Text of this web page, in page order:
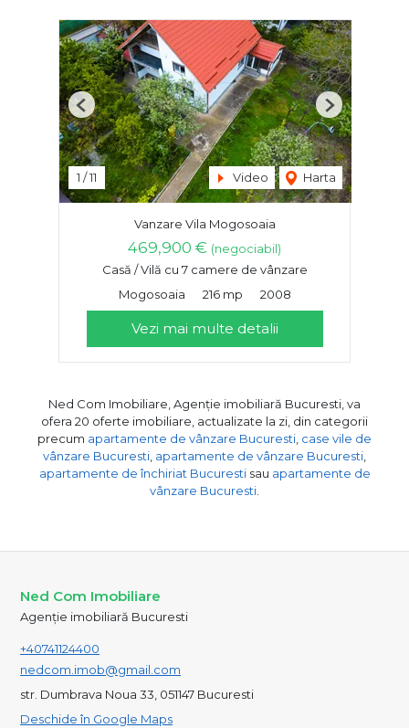
1 /11 Video Harta
Previous Next
Vanzare Vila Mogosoaia
469,900 € (negociabil)
Casă / Vilă cu 7 camere de vânzare
Mogosoaia
216 mp 2008
Vezi mai multe detalii
Ned Com Imobiliare, Agenție imobiliară Bucuresti, va
ofera 20 oferte imobiliare, actualizate la zi, din categorii
precum apartamente de vânzare Bucuresti case vile de
vânzare Bucuresti apartamente de vânzare Bucuresti
apartamente de închiriat Bucurestisau apartamente de
vânzare Bucuresti
Ned Com Imobiliare
Agenție imobiliară Bucuresti
+40741124400
nedcom.imob@gmail.com
str. Dumbrava Noua 33, 051147 Bucuresti
Deschide în Google Maps